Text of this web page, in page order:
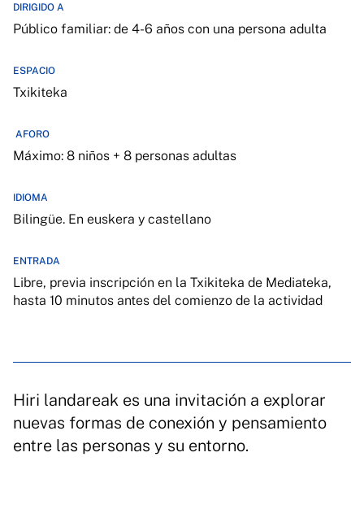
DIRIGIDO A
Público familiar: de 4-6 años con una persona adulta
ESPACIO
Txikiteka
AFORO
Máximo: 8 niños + 8 personas adultas
IDIOMA
Bilingüe. En euskera y castellano
ENTRADA
Libre, previa inscripción en la Txikiteka de Mediateka,
hasta 10 minutos antes del comienzo de la actividad
Hiri landareak es una invitación a explorar
nuevas formas de conexión y pensamiento
entre las personas y su entorno.